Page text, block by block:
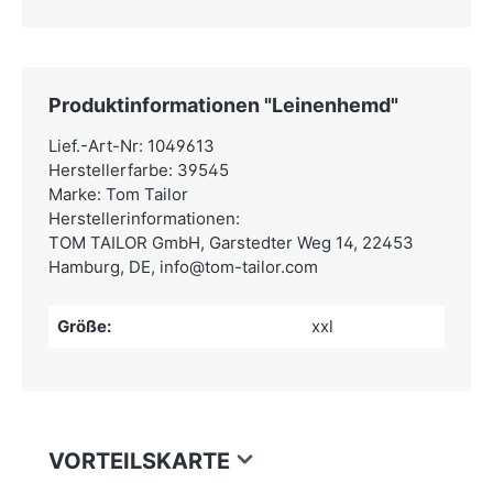
Produktinformationen "Leinenhemd"
Lief.-Art-Nr: 1049613
Herstellerfarbe: 39545
Marke: Tom Tailor
Herstellerinformationen:
TOM TAILOR GmbH, Garstedter Weg 14, 22453
Hamburg, DE, info@tom-tailor.com
Größe: xxl
VORTEILSKARTE